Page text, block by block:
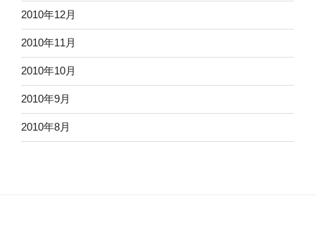
2010年12月
2010年11月
2010年10月
2010年9月
2010年8月